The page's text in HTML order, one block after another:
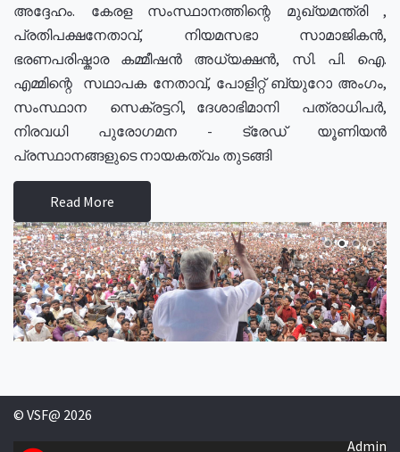
അദ്ദേഹം. കേരള സംസ്ഥാനത്തിന്റെ മുഖ്യമന്ത്രി ,
പ്രതിപക്ഷനേതാവ്, നിയമസഭാ സാമാജികൻ,
ഭരണപരിഷ്കാര കമ്മീഷൻ അധ്യക്ഷൻ, സി. പി. ഐ.
എമ്മിന്റെ സഥാപക നേതാവ്, പോളിറ്റ് ബ്യുറോ അംഗം,
സംസ്ഥാന സെക്രട്ടറി, ദേശാഭിമാനി പത്രാധിപർ,
നിരവധി പുരോഗമന - ട്രേഡ് യൂണിയൻ
പ്രസ്ഥാനങ്ങളുടെ നായകത്വം തുടങ്ങി
Read More
© VSF@ 2026
Admin